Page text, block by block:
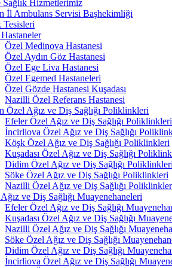
Sağlık Hizmetlerimiz
İl Ambulans Servisi Başhekimliği
Tesisleri
Özel Medinova Hastanesi
Özel Aydın Göz Hastanesi
Özel Ege Liva Hastanesi
Özel Egemed Hastaneleri
Özel Gözde Hastanesi Kuşadası
Nazilli Özel Referans Hastanesi
Özel Ağız ve Diş Sağlığı Poliklinkleri
Efeler Özel Ağız ve Diş Sağlığı Poliklinkleri
İncirliova Özel Ağız ve Diş Sağlığı
Köşk Özel Ağız ve Diş Sağlığı Poliklinkleri
Kuşadası Özel Ağız ve Diş Sağlığı
Didim Özel Ağız ve Diş Sağlığı Poliklinkleri
Söke Özel Ağız ve Diş Sağlığı Poliklinkleri
Nazilli Özel Ağız ve Diş Sağlığı
ve Diş Sağlığı Muayenehaneleri
Efeler Özel Ağız ve Diş Sağlığı
Kuşadası Özel Ağız ve Diş Sağlığı
Nazilli Özel Ağız ve Diş Sağlığı
Söke Özel Ağız ve Diş Sağlığı
Didim Özel Ağız ve Diş Sağlığı
İncirliova Özel Ağız ve Diş Sağlığı